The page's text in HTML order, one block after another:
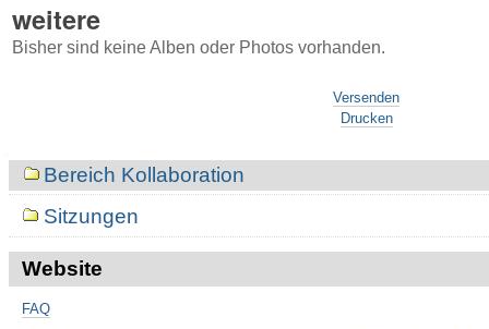
weitere
Bisher sind keine Alben oder Photos vorhanden.
Versenden
Drucken
NavigationBereich Kollaboration
Sitzungen
Website
FAQ